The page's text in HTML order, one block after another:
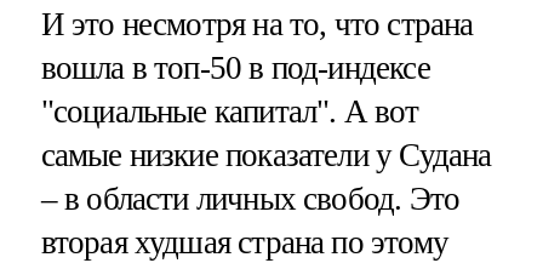
И это несмотря на то, что страна
вошла в топ-50 в под-индексе
"социальные капитал". А вот
самые низкие показатели у Судана
– в области личных свобод. Это
вторая худшая страна по этому